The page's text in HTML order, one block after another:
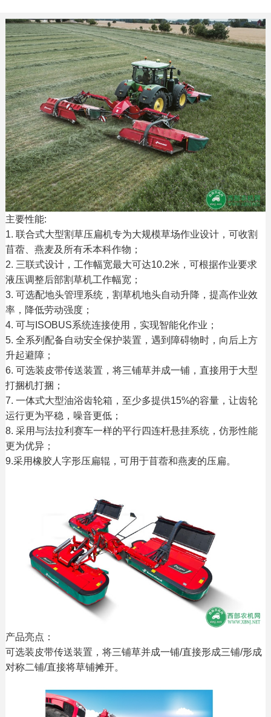
主要性能:
1. 联合式大型割草压扁机专为大规模草场作业设计，可收割
苜蓿、燕麦及所有禾本科作物；
2. 三联式设计，工作幅宽最大可达10.2米，可根据作业要求
液压调整后部割草机工作幅宽；
3. 可选配地头管理系统，割草机地头自动升降，提高作业效
率，降低劳动强度；
4. 可与ISOBUS系统连接使用，实现智能化作业；
5. 全系列配备自动安全保护装置，遇到障碍物时，向后上方
升起避障；
6. 可选装皮带传送装置，将三铺草并成一铺，直接用于大型
打捆机打捆；
7. 一体式大型油浴齿轮箱，至少多提供15%的容量，让齿轮
运行更为平稳，噪音更低；
8. 采用与法拉利赛车一样的平行四连杆悬挂系统，仿形性能
更为优异；
9.采用橡胶人字形压扁辊，可用于苜蓿和燕麦的压扁。
产品亮点：
可选装皮带传送装置，将三铺草并成一铺/直接形成三铺/形成
对称二铺/直接将草铺摊开。